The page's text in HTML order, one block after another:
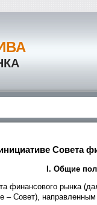
Совета
. Общие
финансового рынка
– Совет),